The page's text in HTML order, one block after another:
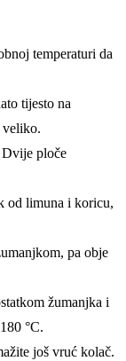
temperaturi da
tijesto na
veliko.
Dvije ploče
od limuna i koricu,
pa obje
žumanjka i
°C.
još vruć kolač.